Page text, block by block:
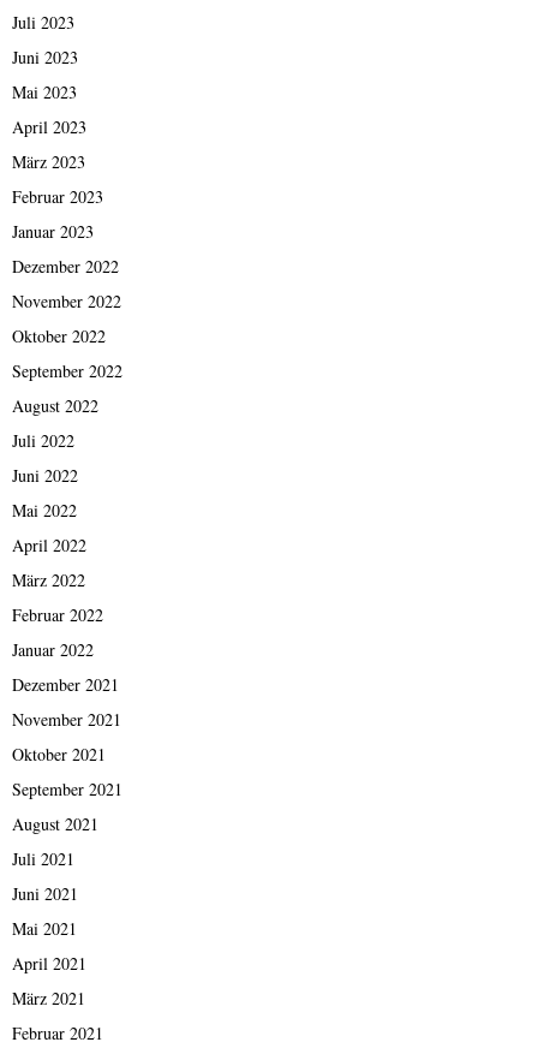
Juli 2023
Juni 2023
Mai 2023
April 2023
März 2023
Februar 2023
Januar 2023
Dezember 2022
November 2022
Oktober 2022
September 2022
August 2022
Juli 2022
Juni 2022
Mai 2022
April 2022
März 2022
Februar 2022
Januar 2022
Dezember 2021
November 2021
Oktober 2021
September 2021
August 2021
Juli 2021
Juni 2021
Mai 2021
April 2021
März 2021
Februar 2021